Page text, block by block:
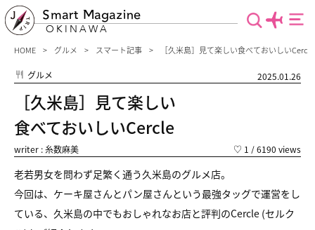
Smart Magazine
OKINAWA
HOME グルメ スマート記事 ［久米島］見て楽しい食べておいしいCercle
グルメ 2025.01.26
［久米島］見て楽しい
食べておいしいCercle
writer : 糸数麻美 ♡ 1 / 6190 views
老若男女を問わず足繁く通う久米島のグルメ店。
今回は、ケーキ屋さんとパン屋さんという最強タッグで運営をし
ている、久米島の中でもおしゃれなお店と評判のCercle (セルク